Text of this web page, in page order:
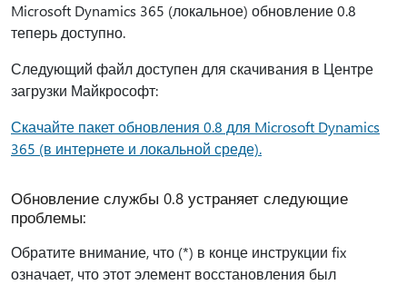
Microsoft Dynamics 365 (локальное) обновление 0.8
теперь доступно.
Следующий файл доступен для скачивания в Центре
загрузки Майкрософт:
Скачайте пакет обновления 0.8 для Microsoft Dynamics
365 (в интернете и локальной среде).
Обновление службы 0.8 устраняет следующие
проблемы:
Обратите внимание, что (*) в конце инструкции fix
означает, что этот элемент восстановления был